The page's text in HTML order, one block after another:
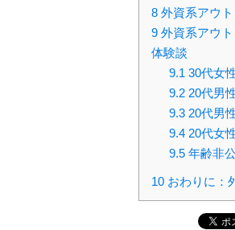
8 外資系アウ
9 外資系アウ
体験談
9.1 30代女
9.220代男
9.320代男
9.420代女
9.5年齢非
10 おわりに：